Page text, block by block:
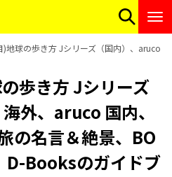
)地球の歩き方 Jシリーズ（国内）、aruco
歩き方 Jシリーズ
外、aruco 国内、
の名言＆絶景、BO
D-Booksのガイドブ